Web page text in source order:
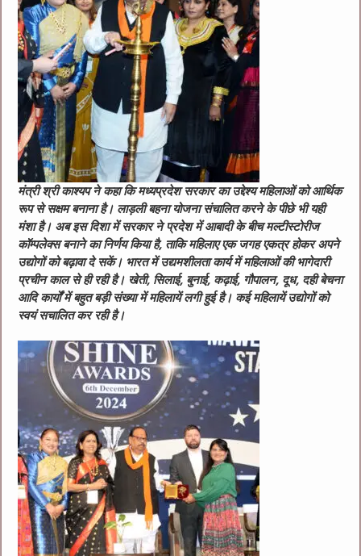
मंत्री श्री काश्यप ने कहा कि मध्यप्रदेश सरकार का उद्देश्य महिलाओं को आर्थिक
रूप से सक्षम बनाना है। लाड़ली बहना योजना संचालित करने के पीछे भी यही
मंशा है। अब इस दिशा में सरकार ने प्रदेश में आबादी के बीच मल्टीस्टोरीज
कॉम्पलेक्स बनाने का निर्णय किया है, ताकि महिलाए एक जगह एकत्र होकर अपने
उद्योगों को बढ़ावा दे सकें। भारत में उद्यमशीलता कार्य में महिलाओं की भागेदारी
प्रचीन काल से ही रही है। खेती, सिलाई, बुनाई, कढ़ाई, गौपालन, दूध, दही बेचना
आदि कार्यों में बहुत बड़ी संख्या में महिलायें लगी हुई है। कई महिलायें उद्योगों को
स्वयं सचालित कर रही है।